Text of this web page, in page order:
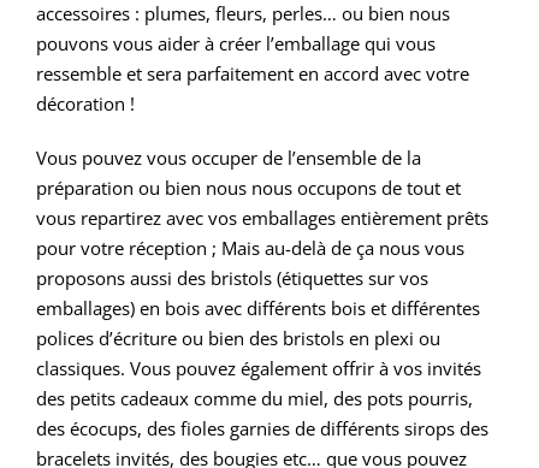
accessoires : plumes, fleurs, perles… ou bien nous
pouvons vous aider à créer l’emballage qui vous
ressemble et sera parfaitement en accord avec votre
décoration !
Vous pouvez vous occuper de l’ensemble de la
préparation ou bien nous nous occupons de tout et
vous repartirez avec vos emballages entièrement prêts
pour votre réception ; Mais au-delà de ça nous vous
proposons aussi des bristols (étiquettes sur vos
emballages) en bois avec différents bois et différentes
polices d’écriture ou bien des bristols en plexi ou
classiques. Vous pouvez également offrir à vos invités
des petits cadeaux comme du miel, des pots pourris,
des écocups, des fioles garnies de différents sirops des
bracelets invités, des bougies etc… que vous pouvez